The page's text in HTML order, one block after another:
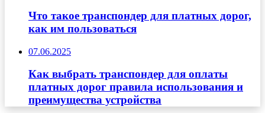
Что такое транспондер для платных дорог,
как им пользоваться
07.06.2025
Как выбрать транспондер для оплаты
платных дорог правила использования и
преимущества устройства